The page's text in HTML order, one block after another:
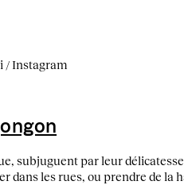
/ Instagram
subjuguent par leur
les rues, ou prendre de la